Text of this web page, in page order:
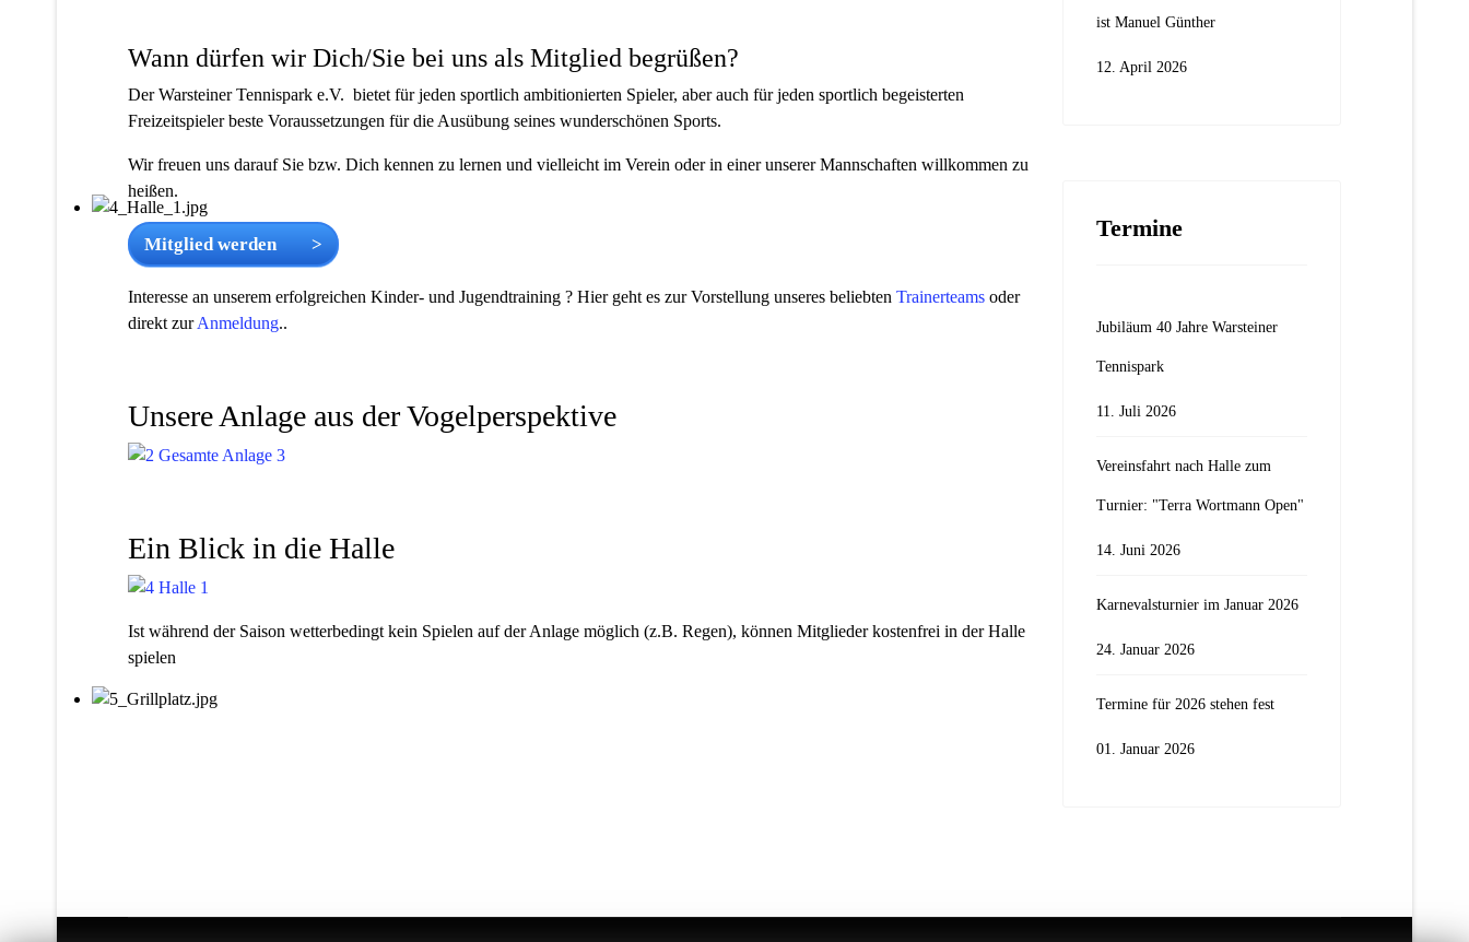
Wann dürfen wir Dich/Sie bei uns als Mitglied begrüßen?
Der Warsteiner Tennispark e.V. bietet für jeden sportlich ambitionierten Spieler, aber auch für jeden sportlich begeisterten
Freizeitspieler beste Voraussetzungen für die Ausübung seines wunderschönen Sports.
Wir freuen uns darauf Sie bzw. Dich kennen zu lernen und vielleicht im Verein oder in einer unserer Mannschaften willkommen zu
heißen.
Mitglied werden >
Interesse an unserem erfolgreichen Kinder- und Jugendtraining ? Hier geht es zur Vorstellung unseres beliebten Trainerteams oder
direkt zurAnmeldung..
Unsere Anlage aus der Vogelperspektive
Ein Blick in die Halle
Ist während der Saison wetterbedingt kein Spielen auf der Anlage möglich (z.B. Regen), können Mitglieder kostenfrei in der Halle
spielen
ist Manuel Günther
12. April 2026
Termine
Jubiläum 40 Jahre Warsteiner
Tennispark
11. Juli 2026
Vereinsfahrt nach Halle zum
Turnier: "Terra Wortmann Open"
14. Juni 2026
Karnevalsturnier im Januar 2026
24. Januar 2026
Termine für 2026 stehen fest
01. Januar 2026